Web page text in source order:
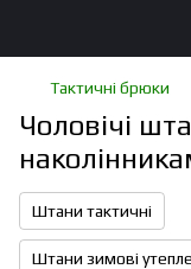
Тактичні брюки
Чоловічі
Штани тактичні
Штани зимові